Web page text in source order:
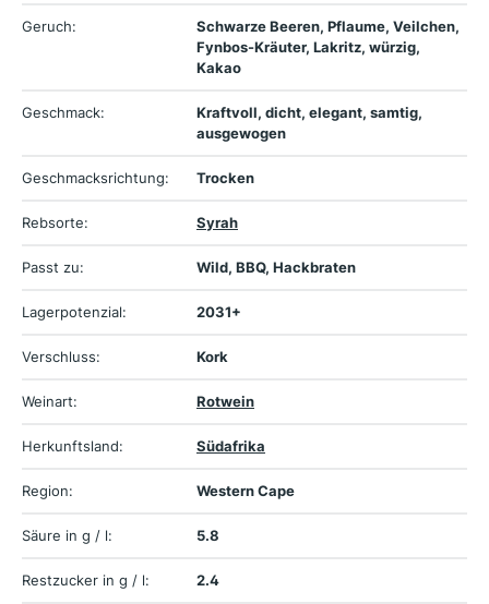
Geruch:
Schwarze Beeren, Pflaume, Veilchen,
Fynbos-Kräuter, Lakritz, würzig,
Kakao
Geschmack:
Kraftvoll, dicht, elegant, samtig,
ausgewogen
Geschmacksrichtung: Trocken
Rebsorte: Syrah
Passt zu: Wild, BBQ, Hackbraten
Lagerpotenzial: 2031+
Verschluss: Kork
Weinart: Rotwein
Herkunftsland: Südafrika
Region: Western Cape
Säure in g / l: 5.8
Restzucker in g / l: 2.4